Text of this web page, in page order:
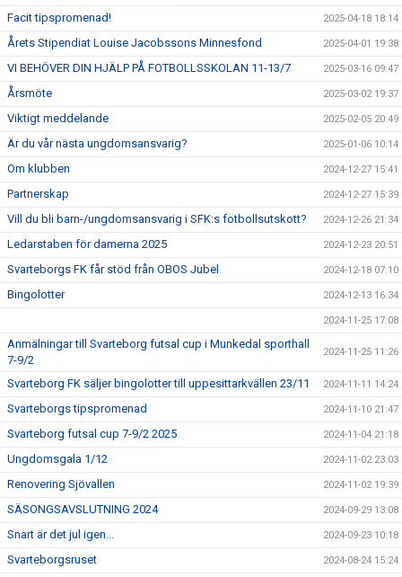
Facit tipspromenad! 2025-04-18 18:14
Årets Stipendiat Louise Jacobssons Minnesfond 2025-04-01 19:38
VI BEHÖVER DIN HJÄLP PÅ FOTBOLLSSKOLAN 11-13/7 2025-03-16 09:47
Årsmöte 2025-03-02 19:37
Viktigt meddelande 2025-02-05 20:49
Är du vår nästa ungdomsansvarig? 2025-01-06 10:14
Om klubben 2024-12-27 15:41
Partnerskap 2024-12-27 15:39
Vill du bli barn-/ungdomsansvarig i SFK:s fotbollsutskott? 2024-12-26 21:34
Ledarstaben för damerna 2025 2024-12-23 20:51
Svarteborgs FK får stöd från OBOS Jubel 2024-12-18 07:10
Bingolotter 2024-12-13 16:34
2024-11-25 17:08
Anmälningar till Svarteborg futsal cup i Munkedal sporthall
7-9/2
2024-11-25 11:26
Svarteborg FK säljer bingolotter till uppesittarkvällen 23/11 2024-11-11 14:24
Svarteborgs tipspromenad 2024-11-10 21:47
Svarteborg futsal cup 7-9/2 2025 2024-11-04 21:18
Ungdomsgala 1/12 2024-11-02 23:03
Renovering Sjövallen 2024-11-02 19:39
SÄSONGSAVSLUTNING 2024 2024-09-29 13:08
Snart är det jul igen... 2024-09-23 10:18
Svarteborgsruset 2024-08-24 15:24